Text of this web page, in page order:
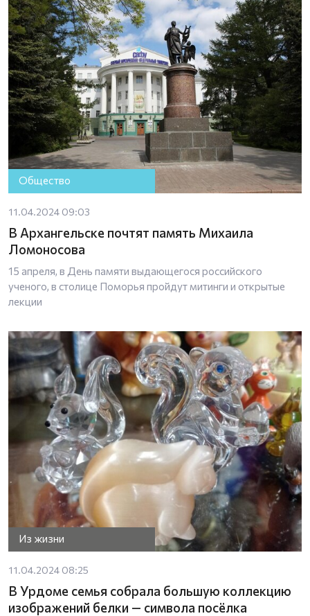
Общество
11.04.2024 09:03
В Архангельске почтят память Михаила
Ломоносова
15 апреля, в День памяти выдающегося российского
ученого, в столице Поморья пройдут митинги и открытые
лекции
Из жизни
11.04.2024 08:25
В Урдоме семья собрала большую коллекцию
изображений белки — символа посёлка